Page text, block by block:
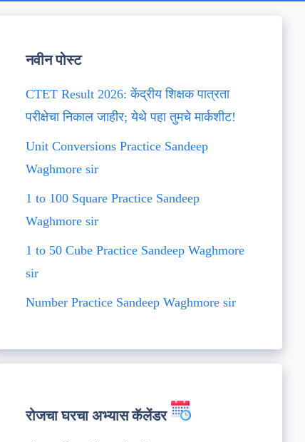
नवीन पोस्ट
CTET Result 2026: केंद्रीय शिक्षक पात्रता
परीक्षेचा निकाल जाहीर; येथे पहा तुमचे मार्कशीट!
Unit Conversions Practice Sandeep
Waghmore sir
1 to 100 Square Practice Sandeep
Waghmore sir
1 to 50 Cube Practice Sandeep Waghmore
sir
Number Practice Sandeep Waghmore sir
रोजचा घरचा अभ्यास कॅलेंडर